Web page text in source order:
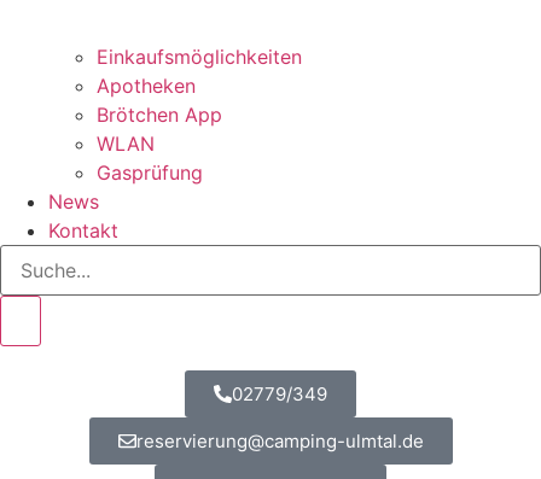
Einkaufsmöglichkeiten
Apotheken
Brötchen App
WLAN
Gasprüfung
News
Kontakt
02779/349
reservierung@camping-ulmtal.de